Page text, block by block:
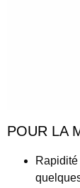
POUR LA
Rapidité